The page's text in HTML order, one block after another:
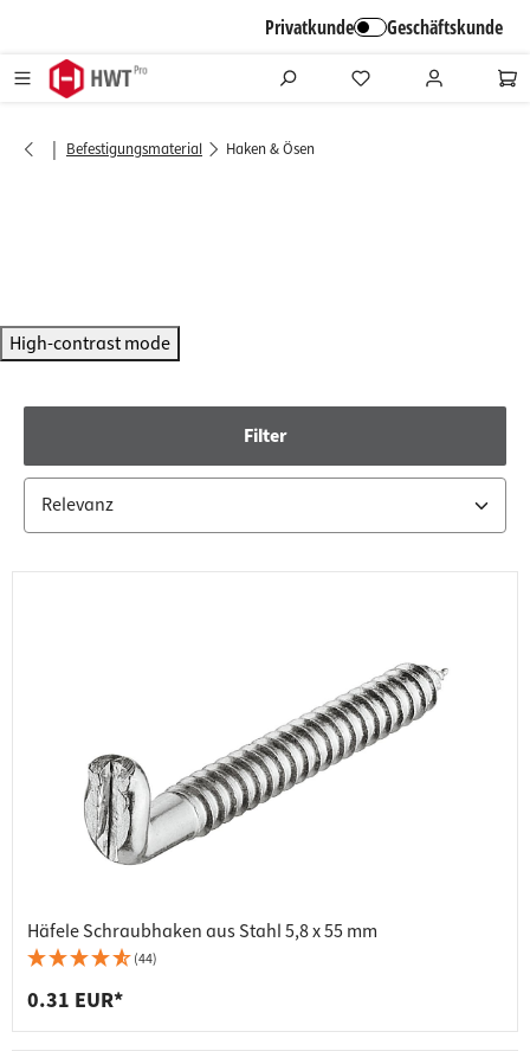
Privatkunde Geschäftskunde
| Befestigungsmaterial Haken & Ösen
High-contrast mode
Filter
Häfele Schraubhaken aus Stahl 5,8 x 55 mm
(44)
0.31 EUR*